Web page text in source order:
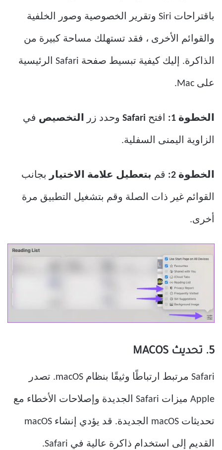
باقتراحات Siri وتقرير الخصوصية وصور الخلفية
والقوائم الأخرى ، فقد تستهلك مساحة كبيرة من
الذاكرة. إليك كيفية تبسيط صفحة Safari الرئيسية
على Mac.
الخطوة 1: افتح Safari وحدد زر التخصيص في
الزاوية اليمنى السفلية.
الخطوة 2: قم بتعطيل علامة الاختيار بجانب
القوائم غير ذات الصلة وقم بتشغيل التطبيق مرة
أخرى.
5. تحديث MACOS
Safari مرتبط ارتباطًا وثيقًا بنظام macOS. تصدر
Apple ميزات Safari الجديدة وإصلاحات الأخطاء مع
تحديثات macOS الجديدة. قد يؤدي إنشاء macOS
القديم إلى استخدام ذاكرة عالية في Safari.